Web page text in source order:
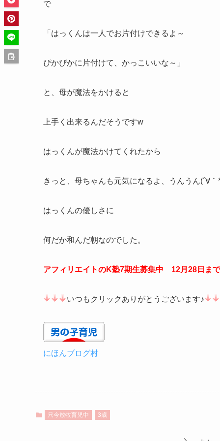
で
「はっくんは一人でお片付けできるよ～
ぴかぴかに片付けて、かっこいいな～」
と、母が魔法をかけると
上手く出来るんだそうですw
はっくんが魔法かけてくれたから
きっと、母ちゃんも元気になるよ、うんうん(´∀｀
はっくんの優しさに
何だか和んだ朝なのでした。
アフィリエイトのK塾7期生募集中 12月28日ま
いつもクリックありがとうございます♪
にほんブログ村
只今放牧育児中 3歳